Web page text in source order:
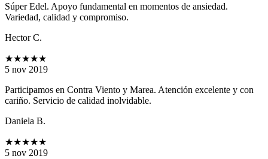
Súper Edel. Apoyo fundamental en momentos de ansiedad.
Variedad, calidad y compromiso.
Hector C.
★★★★★
5 nov 2019
Participamos en Contra Viento y Marea. Atención excelente y con
cariño. Servicio de calidad inolvidable.
Daniela B.
★★★★★
5 nov 2019